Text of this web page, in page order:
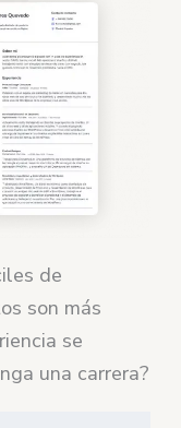
de
son más
se
una carrera?